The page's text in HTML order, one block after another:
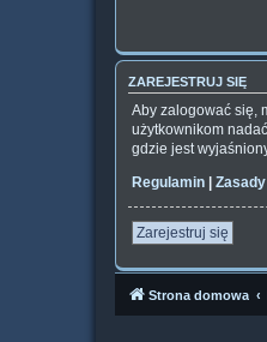
ZAREJESTRUJ SIĘ
Aby zalogować się,
użytkownikom
gdzie jest
Regulamin |
Zarejestruj się
Strona domowa